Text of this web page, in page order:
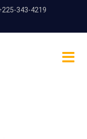
343-4219